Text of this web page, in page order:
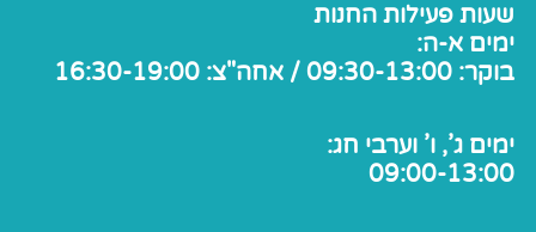
שעות פעילות החנות
ימים א-ה:
בוקר: 09:30-13:00 / אחה"צ: 16:30-19:00
ימים ג', ו' וערבי חג:
09:00-13:00